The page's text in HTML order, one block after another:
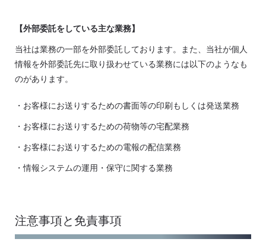
【外部委託をしている主な業務】
当社は業務の一部を外部委託しております。また、当社が個人
情報を外部委託先に取り扱わせている業務には以下のようなも
のがあります。
・お客様にお送りするための書面等の印刷もしくは発送業務
・お客様にお送りするための荷物等の宅配業務
・お客様にお送りするための電報の配信業務
・情報システムの運用・保守に関する業務
注意事項と免責事項